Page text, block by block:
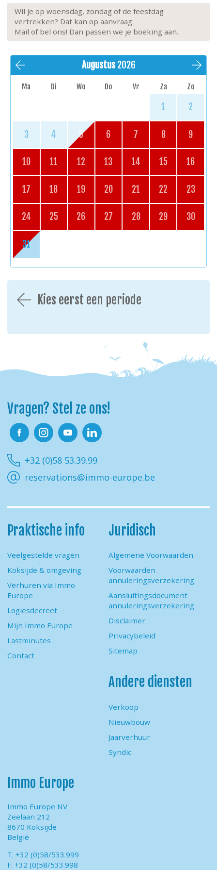
Wil je op woensdag, zondag of de feestdag
vertrekken? Dat kan op aanvraag.
Mail of bel ons! Dan passen we je boeking aan.
Augustus 2026
Ma Di Wo Do Vr Za Zo
1 2
3 4 5 6 7 8 9
10 11 12 13 14 15 16
17 18 19 20 21 22 23
24 25 26 27 28 29 30
31
Kies eerst een periode
Vragen? Stel ze ons!
+32 (0)58 53.39.99
reservations@immo-europe.be
Praktische info
Veelgestelde vragen
Koksijde & omgeving
Verhuren via Immo
Europe
Logiesdecreet
Mijn Immo Europe
Lastminutes
Contact
Juridisch
Algemene Voorwaarden
Voorwaarden
annuleringsverzekering
Aansluitingsdocument
annuleringsverzekering
Disclaimer
Privacybeleid
Sitemap
Andere diensten
Verkoop
Nieuwbouw
Jaarverhuur
Syndic
Immo Europe
Immo Europe NV
Zeelaan 212
8670 Koksijde
België
T. +32 (0)58/533.999
F. +32 (0)58/533.998